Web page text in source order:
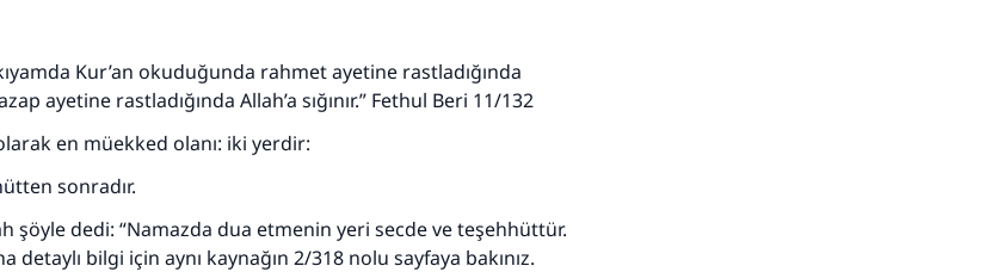
Kur’an okuduğunda rahmet ayetine rastladığında
ayetine rastladığında Allah’a sığınır.” Fethul Beri 11/132
en müekked olanı: iki yerdir:
sonradır.
şöyle dedi: “Namazda dua etmenin yeri secde ve teşehhüttür.
detaylı bilgi için aynı kaynağın 2/318 nolu sayfaya bakınız.